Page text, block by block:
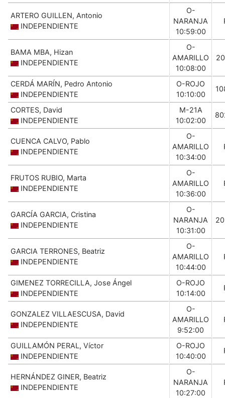
ARTERO GUILLEN, Antonio
INDEPENDIENTE
O-
NARANJA
10:59:00
BAMA MBA, Hizan
INDEPENDIENTE
O-
AMARILLO
10:08:00
CERDÁ MARÍN, Pedro Antonio
INDEPENDIENTE
O-ROJO
10:10:00
CORTES, David
INDEPENDIENTE
M-21A
10:02:00
CUENCA CALVO, Pablo
INDEPENDIENTE
O-
AMARILLO
10:34:00
FRUTOS RUBIO, Marta
INDEPENDIENTE
O-
AMARILLO
10:36:00
GARCÍA GARCIA, Cristina
INDEPENDIENTE
O-
NARANJA
10:31:00
GARCIA TERRONES, Beatriz
INDEPENDIENTE
O-
AMARILLO
10:44:00
GIMENEZ TORRECILLA, Jose Ángel
INDEPENDIENTE
O-ROJO
10:14:00
GONZALEZ VILLAESCUSA, David
INDEPENDIENTE
O-
AMARILLO
9:52:00
GUILLAMÓN PERAL, Víctor
INDEPENDIENTE
O-ROJO
10:40:00
HERNÁNDEZ GINER, Beatriz
INDEPENDIENTE
O-
NARANJA
10:27:00